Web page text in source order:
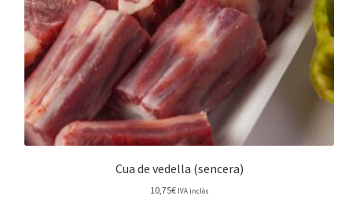
Cua de vedella (sencera)
10,75€ IVA inclòs